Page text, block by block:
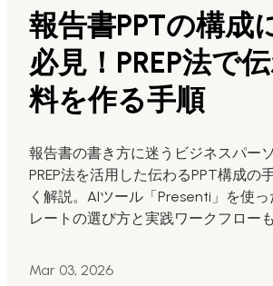
テキストからスライド生成
Wordからスライド生成
PDFからスライド生成
AIでスライド最適化
マーケティング用
報告書PPTの構成
必見！PREP法で
料を作る手順
報告書の書き方に迷うビジネスパー
PREP法を活用した伝わるPPT構成の
く解説。AIツール「Presenti」を使
レートの選び方と実践ワークフロー
Mar 03, 2026